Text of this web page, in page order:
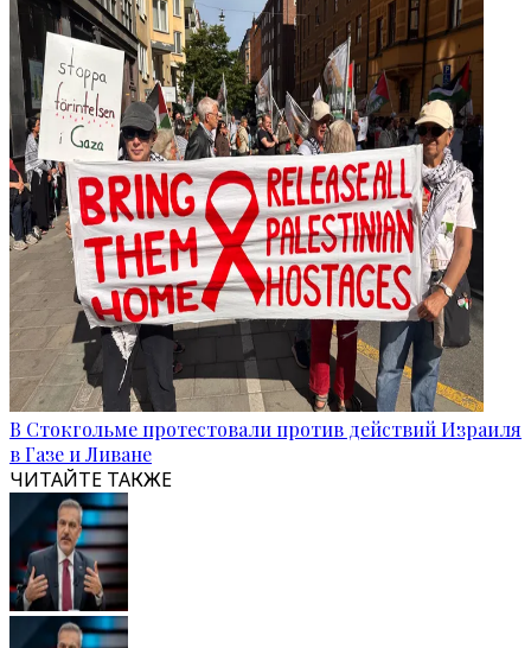
В Стокгольме протестовали против действий Израиля
в Газе и Ливане
ЧИТАЙТЕ ТАКЖЕ